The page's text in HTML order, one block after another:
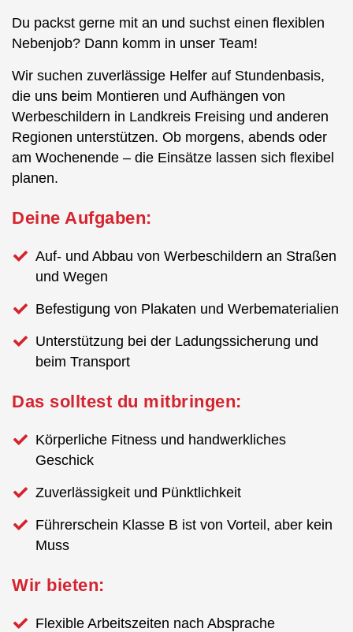
Du packst gerne mit an und suchst einen flexiblen
Nebenjob? Dann komm in unser Team!
Wir suchen zuverlässige Helfer auf Stundenbasis,
die uns beim Montieren und Aufhängen von
Werbeschildern in Landkreis Freising und anderen
Regionen unterstützen. Ob morgens, abends oder
am Wochenende – die Einsätze lassen sich flexibel
planen.
Deine Aufgaben:
Auf- und Abbau von Werbeschildern an Straßen
und Wegen
Befestigung von Plakaten und Werbematerialien
Unterstützung bei der Ladungssicherung und
beim Transport
Das solltest du mitbringen:
Körperliche Fitness und handwerkliches
Geschick
Zuverlässigkeit und Pünktlichkeit
Führerschein Klasse B ist von Vorteil, aber kein
Muss
Wir bieten:
Flexible Arbeitszeiten nach Absprache